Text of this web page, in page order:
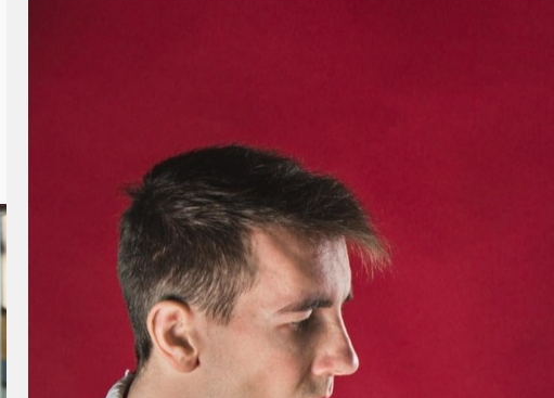
Choć aikido jest mniej znane niż
inne sztuki walki, takie jak
karate czy judo, stanowi ono
fascynującą dyscyplinę, która
łączy techniki samoobrony z
głęboką filozofią.…